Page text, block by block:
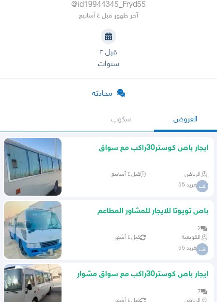
@id19944345_Fryd55
آخر ظهور قبل ٤ أسابيع
قبل ٣
سنوات
محادثة
العروض سكوب
ايجار باص كوستر30راكب مع سواق
الرياض قبل ٤ أسابيع
ف فريد 55
باص تويوتا للايجار للمشاور المطاعم
2
القويعية
قبل ٤ أشهر
ف فريد 55
ايجار باص كوستر30راكب مع سواق مشوار
7